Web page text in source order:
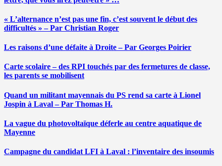
« L’alternance n’est pas une fin, c’est souvent le début des
difficultés » – Par Christian Roger
Les raisons d’une défaite à Droite – Par Georges Poirier
Carte scolaire – des RPI touchés par des fermetures de classe,
les parents se mobilisent
Quand un militant mayennais du PS rend sa carte à Lionel
Jospin à Laval – Par Thomas H.
La vague du photovoltaïque déferle au centre aquatique de
Mayenne
Campagne du candidat LFI à Laval : l’inventaire des insoumis